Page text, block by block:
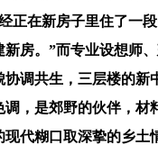
正在新房子里住了一
新房。”而专业设想师
调共生，三层楼的新
调，是郊野的伙伴，材
现代糊口取深挚的乡土